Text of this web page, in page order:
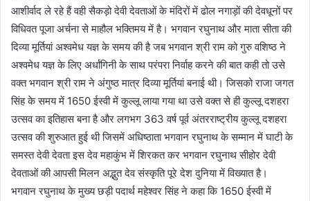
आशीर्वाद ले रहे हैं वही सैकड़ो देवी देवताओं के मंदिरों में ढोल नगाड़ों की देवधूनों पर
विधिवत पूजा अर्चना से माहौल भक्तिमय में है। भगवान रघुनाथ और माता सीता की
दिव्या मूर्तियां अश्वमेध यज्ञ के समय की है जब भगवान श्री राम को गुरु वशिष्ठ ने
अश्वमेध यज्ञ के लिए अर्धांगिनी के साथ परंपरा निर्वाह करने की बात कही तो उसे
वक्त भगवान श्री राम ने अंगुष्ठ मात्र दिव्या मूर्तियां बनाई थी। जिसको राजा जगत
सिंह के समय में 1650 ईस्वी में कुल्लू लाया गया था उसे वक्त से ही कुल्लू दशहरा
उत्सव का इतिहास बना है और लगभग 363 वर्ष पूर्व अंतरराष्ट्रीय कुल्लू दशहरा
उत्सव की शुरुआत हुई थी जिसमें अधिष्ठाता भगवान रघुनाथ के सम्मान में घाटी के
समस्त देवी देवता इस देव महाकुंभ में शिरकत कर भगवान रघुनाथ सीहोर देवी
देवताओं की आपसी मिलन अद्भुत देव संस्कृति पूरे देश दुनिया में विख्यात है।
भगवान रघुनाथ के मुख्य छड़ी पदार्थ महेश्वर सिंह ने कहा कि 1650 ईस्वी में